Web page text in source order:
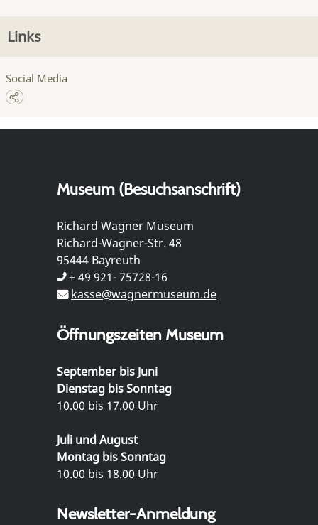
Links
Social Media
Museum (Besuchsanschrift)
Richard Wagner Museum
Richard-Wagner-Str. 48
95444 Bayreuth
+ 49 921- 75728-16
kasse@wagnermuseum.de
Öffnungszeiten Museum
September bis Juni
Dienstag bis Sonntag
10.00 bis 17.00 Uhr
Juli und August
Montag bis Sonntag
10.00 bis 18.00 Uhr
Newsletter-Anmeldung